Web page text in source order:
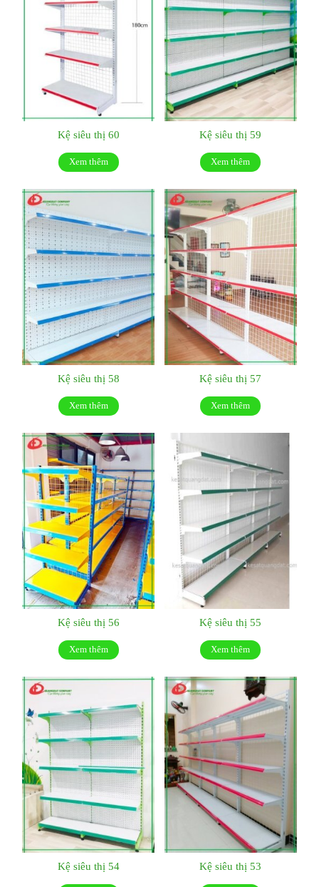
Kệ siêu thị 60
Xem thêm
Kệ siêu thị 59
Xem thêm
Kệ siêu thị 58
Xem thêm
Kệ siêu thị 57
Xem thêm
Kệ siêu thị 56
Xem thêm
Kệ siêu thị 55
Xem thêm
Kệ siêu thị 54 Kệ siêu thị 53